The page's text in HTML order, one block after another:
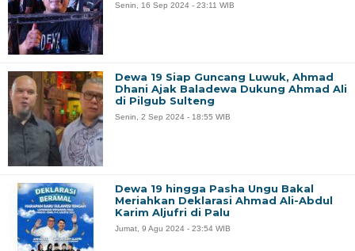
Senin, 16 Sep 2024 - 23:11 WIB
Dewa 19 Siap Guncang Luwuk, Ahmad
Dhani Ajak Baladewa Dukung Ahmad Ali
di Pilgub Sulteng
Senin, 2 Sep 2024 - 18:55 WIB
Dewa 19 hingga Pasha Ungu Bakal
Meriahkan Deklarasi Ahmad Ali-Abdul
Karim Aljufri di Palu
Jumat, 9 Agu 2024 - 23:54 WIB